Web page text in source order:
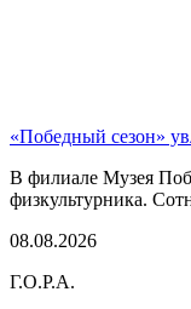
«Победный сезон»
В филиале Музея
физкультурника.
08.08.2026
Г.О.Р.А.